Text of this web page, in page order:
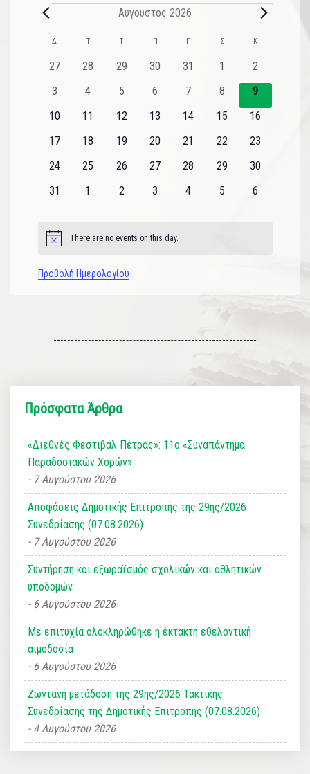
Αύγουστος 2026
Ημερολόγιο
του
Εκδηλώσεις
Δ Τ Τ Π Π Σ Κ
0
27
0
28
0
29
0
30
0
31
0
εκδηλώσεις
1
0
εκδηλώσεις
2
0
3
0
4
0
5
0
6
0
εκδηλώσεις
7
0
εκδηλώσεις
8
0
εκδηλώσεις
9
0
10
0
11
0
12
0
13
0
14
0
15
0
16
0
17
0
18
0
19
0
20
0
21
0
22
0
23
0
24
0
25
0
26
0
27
0
28
0
29
0
30
0
31
0
1
0
2
0
3
0
4
0
5
0
6
Notice There are no events on this day.
Προβολή Ημερολογίου
Πρόσφατα Άρθρα
«Διεθνές Φεστιβάλ Πέτρας»: 11ο «Συναπάντημα
Παραδοσιακών Χορών»
7 Αυγούστου 2026
Αποφάσεις Δημοτικής Επιτροπής της 29ης/2026
Συνεδρίασης (07.08.2026)
7 Αυγούστου 2026
Συντήρηση και εξωραϊσμός σχολικών και αθλητικών
υποδομών
6 Αυγούστου 2026
Με επιτυχία ολοκληρώθηκε η έκτακτη εθελοντική
αιμοδοσία
6 Αυγούστου 2026
Ζωντανή μετάδοση της 29ης/2026 Τακτικής
Συνεδρίασης της Δημοτικής Επιτροπής (07.08.2026)
4 Αυγούστου 2026